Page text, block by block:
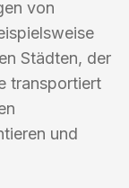
von
Städten, der
transportiert
und